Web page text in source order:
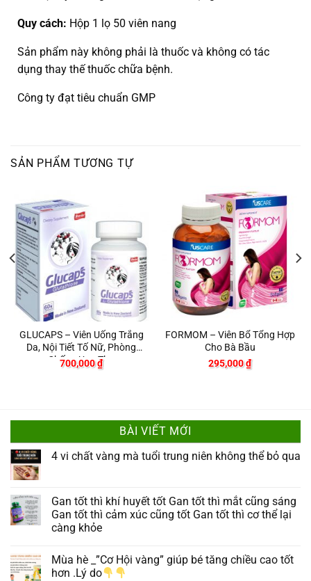
Quy cách: Hộp 1 lọ 50 viên nang
Sản phẩm này không phải là thuốc và không có tác
dụng thay thế thuốc chữa bệnh.
Công ty đạt tiêu chuẩn GMP
SẢN PHẨM TƯƠNG TỰ
GLUCAPS – Viên Uống Trắng
Da, Nội Tiết Tố Nữ, Phòng
Chống Ung Thư
700,000₫
FORMOM – Viên Bổ Tổng Hợp
Cho Bà Bầu
295,000₫
BÀI VIẾT MỚI
4 vi chất vàng mà tuổi trung niên không thể bỏ qua
Gan tốt thì khí huyết tốt Gan tốt thì mắt cũng sáng
Gan tốt thì cảm xúc cũng tốt Gan tốt thì cơ thể lại
càng khỏe
Mùa hè _”Cơ Hội vàng” giúp bé tăng chiều cao tốt
hơn .Lý do